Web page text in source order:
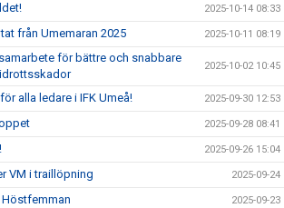
2025-10-14 08:33
från Umemaran 2025 2025-10-11 08:19
för bättre och snabbare
2025-10-02 10:45
alla ledare i IFK Umeå! 2025-09-30 12:53
2025-09-28 08:41
2025-09-26 15:04
VM i traillöpning 2025-09-24
2025-09-23